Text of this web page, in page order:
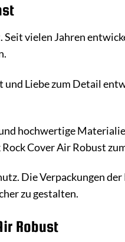
vielen Jahren
Liebe zum Detail
hochwertige
Cover Air Robust
Die Verpackungen
zu gestalten.
Robust